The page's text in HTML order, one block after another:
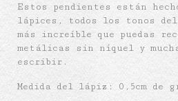
Estos pendientes están
lápices, todos los tonos
más increíble que puedas
metálicas sin níquel y
escribir.
Medida del lápiz: 0,5cm de